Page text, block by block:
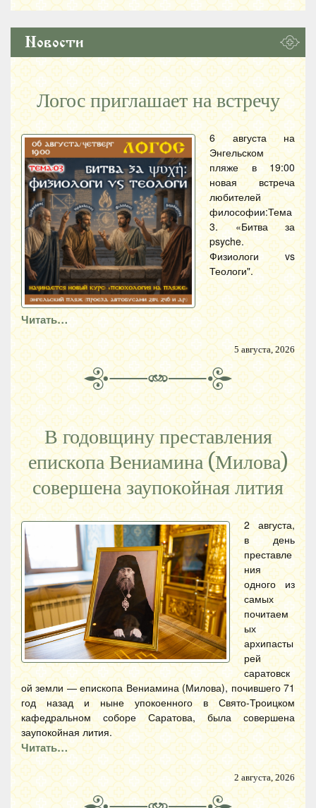
Новости
Логос приглашает на встречу
6 августа на
Энгельском
пляже в 19:00
новая встреча
любителей
философии:Тема
3. «Битва за
psyche.
Физиологи vs
Теологи".
Читать…
5 августа, 2026
В годовщину преставления
епископа Вениамина (Милова)
совершена заупокойная лития
2 августа,
в день
преставле
ния
одного из
самых
почитаем
ых
архипасты
рей
саратовск
ой земли — епископа Вениамина (Милова), почившего 71
год назад и ныне упокоенного в Свято-Троицком
кафедральном соборе Саратова, была совершена
заупокойная лития.
Читать…
2 августа, 2026